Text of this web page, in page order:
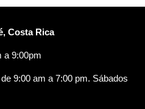
Costa Rica
a 9:00pm
9:00 am a 7:00 pm. Sábados